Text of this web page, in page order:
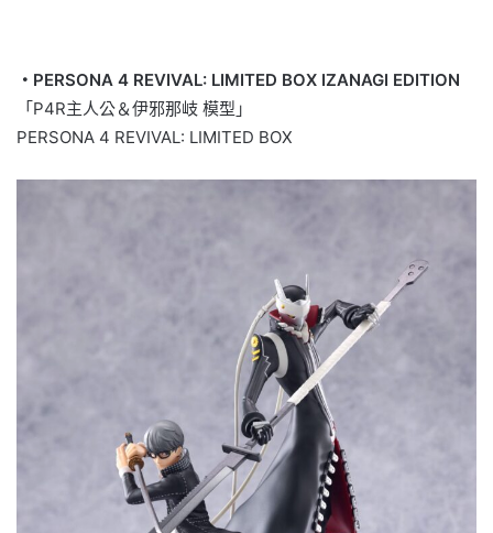
・PERSONA 4 REVIVAL: LIMITED BOX IZANAGI EDITION
「P4R主人公＆伊邪那岐 模型」
PERSONA 4 REVIVAL: LIMITED BOX